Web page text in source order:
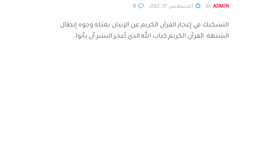
BY ADMIN أغسطس 17, 2022 0
التشكيك في إعجاز القرآن الكريم عن الإتيان بمثله وجوه إبطال
الشبهة: القرآن الكريم كتاب الله الذي أعجز البشر أن يأتوا...